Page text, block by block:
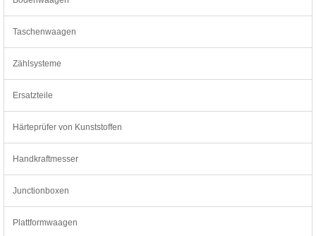
Taschenwaagen
Zählsysteme
Ersatzteile
Härteprüfer von Kunststoffen
Handkraftmesser
Junctionboxen
Plattformwaagen